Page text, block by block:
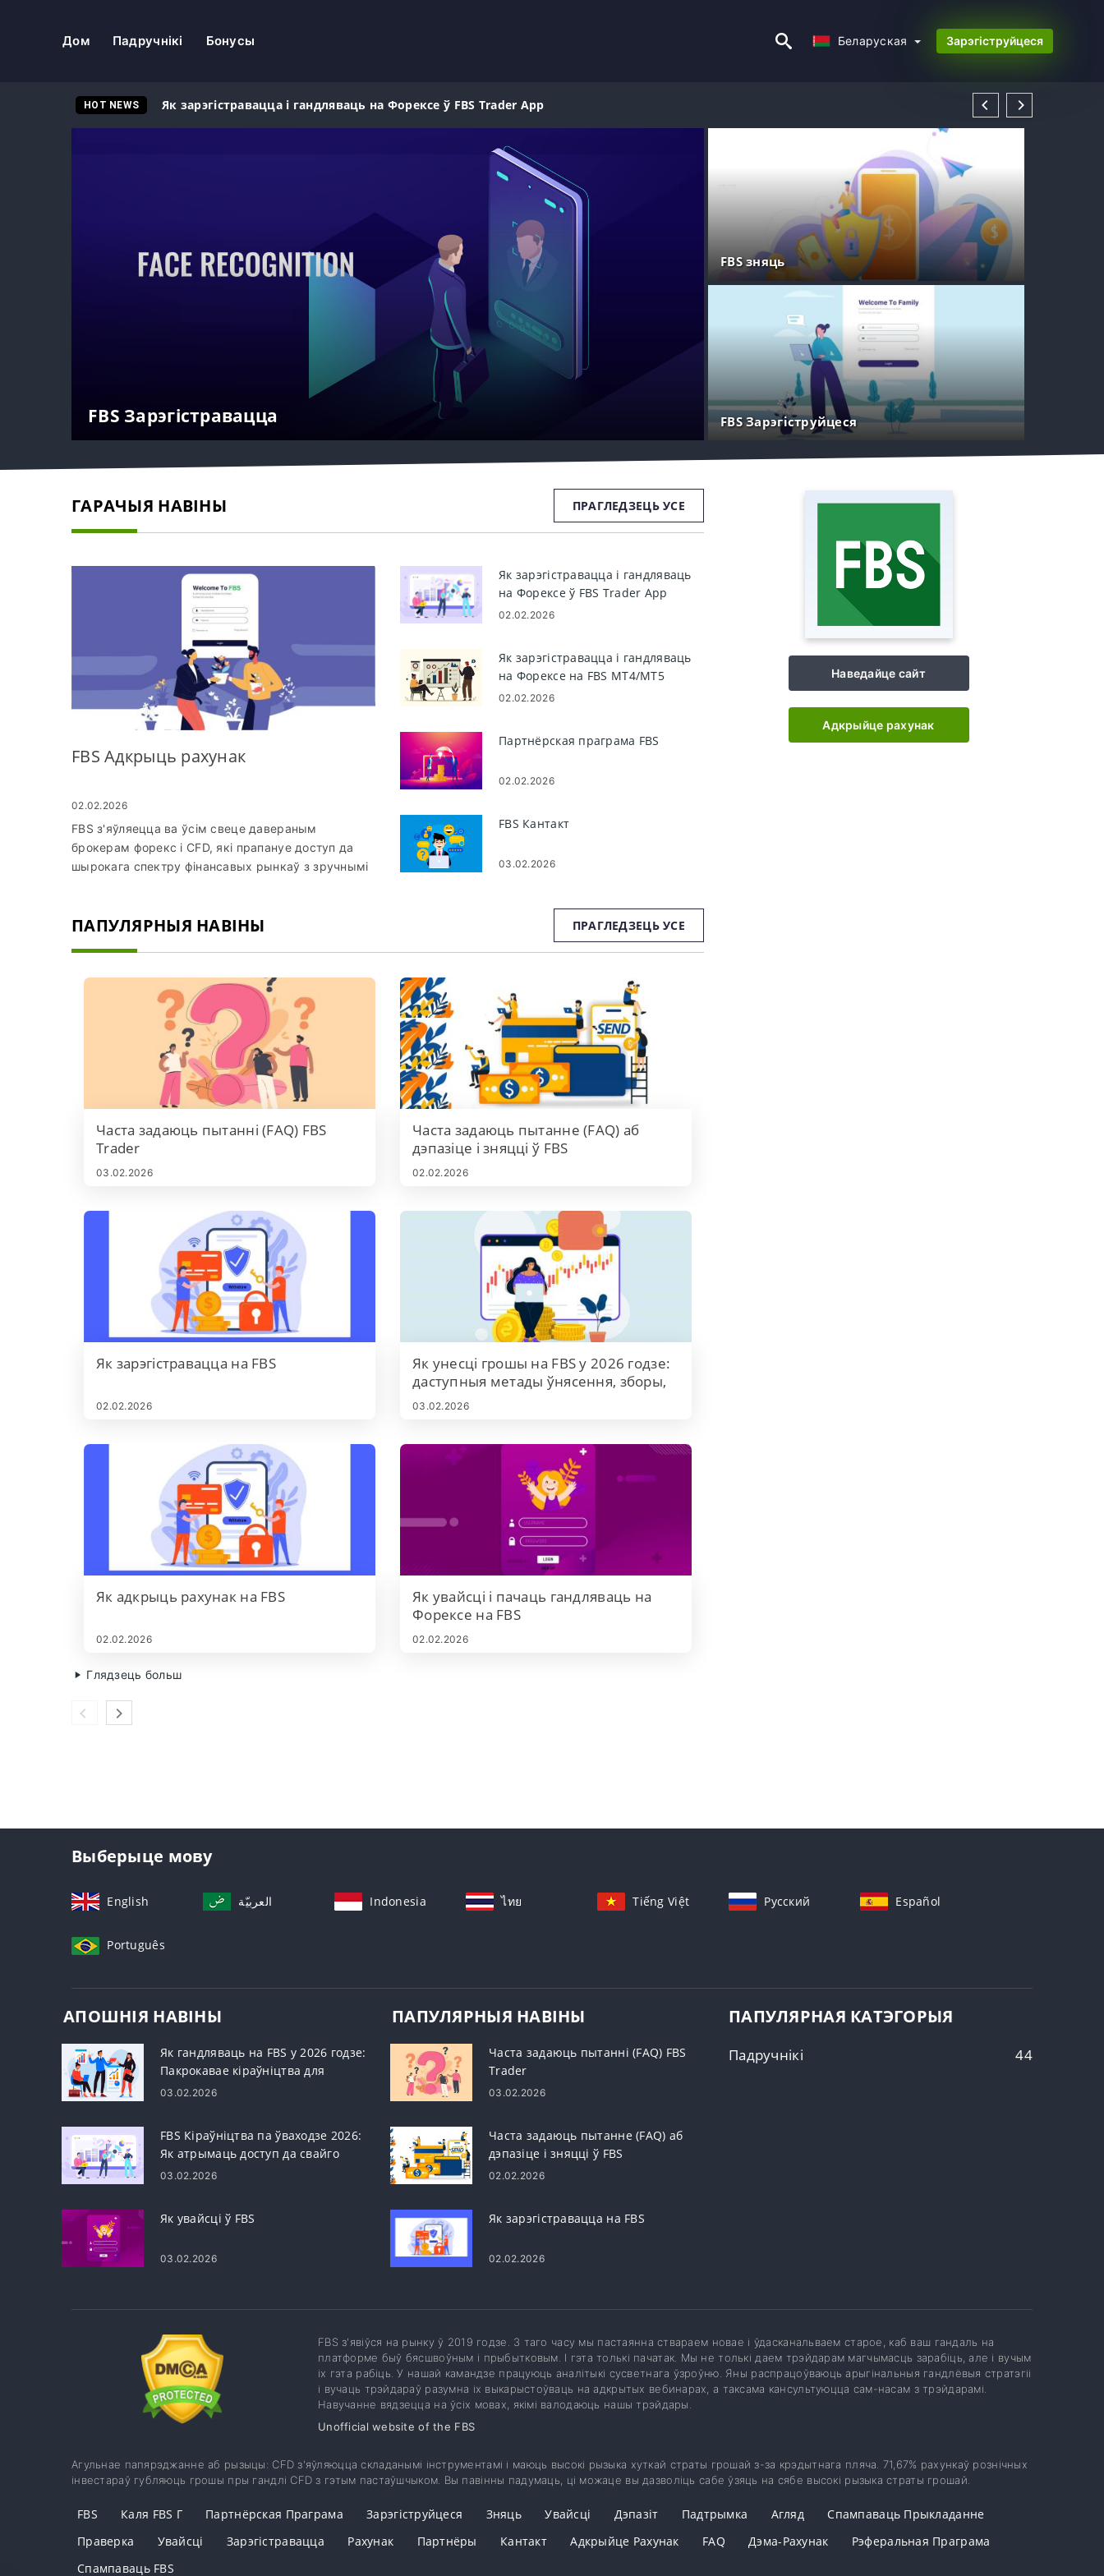
Дом Падручнікі Бонусы Беларуская Зарэгіструйцеся
HOT NEWS Як зарэгістравацца і гандляваць на Форексе ў FBS Trader App
FBS Зарэгістравацца
FBS зняць
FBS Зарэгіструйцеся
ГАРАЧЫЯ НАВІНЫ ПРАГЛЕДЗЕЦЬ УСЕ
FBS Адкрыць рахунак
02.02.2026
FBS з'яўляецца ва ўсім свеце давераным
брокерам форекс і CFD, які прапануе доступ да
шырокага спектру фінансавых рынкаў з зручнымі
пачатковец вы ў гандлі або дасведчаны інвестар,
гандлёвай панэлі. Гэта кіраўніцтва правядзе вас
праз увесь працэс, каб дапамагчы вам лёгка і
бяспечна наладзіць і ўвайсці ў свой уліковы запіс
Як зарэгістравацца і гандляваць
на Форексе ў FBS Trader App
02.02.2026
Як зарэгістравацца і гандляваць
на Форексе на FBS MT4/MT5
02.02.2026
Партнёрская праграма FBS
02.02.2026
FBS Кантакт
03.02.2026
ПАПУЛЯРНЫЯ НАВІНЫ ПРАГЛЕДЗЕЦЬ УСЕ
Часта задаюць пытанні (FAQ) FBS
Trader
03.02.2026
Часта задаюць пытанне (FAQ) аб
дэпазіце і зняцці ў FBS
02.02.2026
Як зарэгістравацца на FBS
02.02.2026
Як унесці грошы на FBS у 2026 годзе:
даступныя метады ўнясення, зборы,
мінімальная сума і час апрацоўкі
03.02.2026
Як адкрыць рахунак на FBS
02.02.2026
Як увайсці і пачаць гандляваць на
Форексе на FBS
02.02.2026
Глядзець больш
Наведайце сайт
Адкрыйце рахунак
Выберыце мову
English العربيّة Indonesia ไทย Tiếng Việt Русский Español
Português
АПОШНІЯ НАВІНЫ
Як гандляваць на FBS у 2026 годзе:
Пакрокавае кіраўніцтва для
пачаткоўцаў, платформы, тыпы
03.02.2026
FBS Кіраўніцтва па ўваходзе 2026:
Як атрымаць доступ да свайго
ўліковага запісу, скінуць пароль і
03.02.2026
Як увайсці ў FBS
03.02.2026
ПАПУЛЯРНЫЯ НАВІНЫ
Часта задаюць пытанні (FAQ) FBS
Trader
03.02.2026
Часта задаюць пытанне (FAQ) аб
дэпазіце і зняцці ў FBS
02.02.2026
Як зарэгістравацца на FBS
02.02.2026
ПАПУЛЯРНАЯ КАТЭГОРЫЯ
Падручнікі 44
FBS з'явіўся на рынку ў 2019 годзе. З таго часу мы пастаянна ствараем новае і ўдасканальваем старое, каб ваш гандаль на
платформе быў бясшвоўным і прыбытковым. І гэта толькі пачатак. Мы не толькі даем трэйдарам магчымасць зарабіць, але і вучым
іх гэта рабіць. У нашай камандзе працуюць аналітыкі сусветнага ўзроўню. Яны распрацоўваюць арыгінальныя гандлёвыя стратэгіі
і вучаць трэйдараў разумна іх выкарыстоўваць на адкрытых вебинарах, а таксама кансультуюцца сам-насам з трэйдарамі.
Навучанне вядзецца на ўсіх мовах, якімі валодаюць нашы трэйдары.
Unofficial website of the FBS
Агульнае папярэджанне аб рызыцы: CFD з'яўляюцца складанымі інструментамі і маюць высокі рызыка хуткай страты грошай з-за крэдытнага пляча. 71,67% рахункаў рознічных
інвестараў губляюць грошы пры гандлі CFD з гэтым пастаўшчыком. Вы павінны падумаць, ці можаце вы дазволіць сабе ўзяць на сябе высокі рызыка страты грошай.
FBS Каля FBS Г Партнёрская Праграма Зарэгіструйцеся Зняць Увайсці Дэпазіт Падтрымка Агляд
Спампаваць Прыкладанне
Праверка
Увайсці Зарэгістравацца Рахунак Партнёры Кантакт Адкрыйце Рахунак FAQ Дэма-Рахунак
Рэферальная Праграма
Спампаваць FBS